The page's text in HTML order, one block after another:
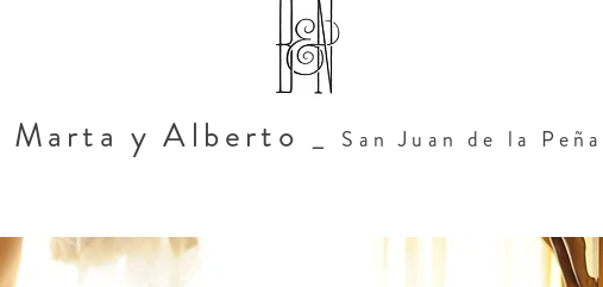
Marta y Alberto _ San Juan de la Peña